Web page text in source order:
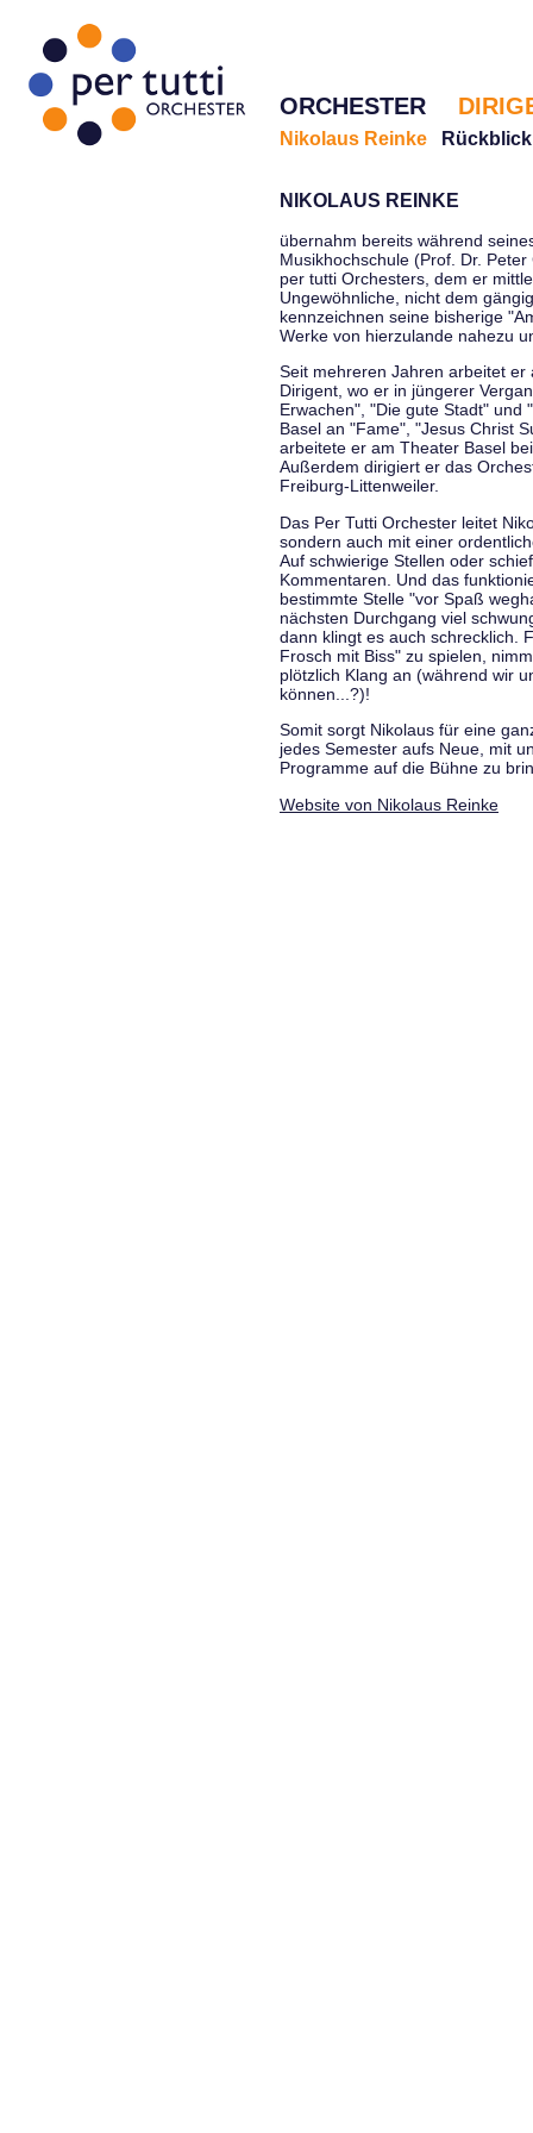
ORCHESTER
Nikolaus Reinke Rückblick
NIKOLAUS REINKE
übernahm bereits während
Musikhochschule (Prof. Dr.
per tutti Orchesters, dem er
Ungewöhnliche, nicht dem
kennzeichnen seine bisherige
Werke von hierzulande nahezu
Seit mehreren Jahren arbeitet
Dirigent, wo er in jüngerer
Erwachen", "Die gute Stadt" und
Basel an "Fame", "Jesus Christ
arbeitete er am Theater Basel
Außerdem dirigiert er das
Freiburg-Littenweiler.
Das Per Tutti Orchester leitet
sondern auch mit einer
Auf schwierige Stellen oder
Kommentaren. Und das
bestimmte Stelle "vor Spaß
nächsten Durchgang viel
dann klingt es auch schrecklich.
Frosch mit Biss" zu spielen,
plötzlich Klang an (während wir
können...?)!
Somit sorgt Nikolaus für eine
jedes Semester aufs Neue, mit
Programme auf die Bühne zu
Website von Nikolaus Reinke